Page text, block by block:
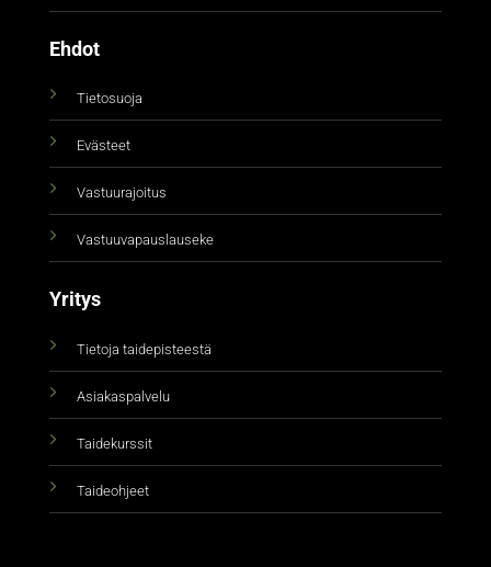
Ehdot
Tietosuoja
Evästeet
Vastuurajoitus
Vastuuvapauslauseke
Yritys
Tietoja taidepisteestä
Asiakaspalvelu
Taidekurssit
Taideohjeet